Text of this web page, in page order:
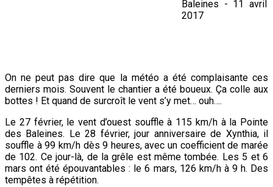
On ne peut pas dire que la météo a été complaisante ces
derniers mois. Souvent le chantier a été boueux. Ça colle aux
bottes ! Et quand de surcroît le vent s’y met… ouh….
Le 27 février, le vent d’ouest souffle à 115 km/h à la Pointe
des Baleines. Le 28 février, jour anniversaire de Xynthia, il
souffle à 99 km/h dès 9 heures, avec un coefficient de marée
de 102. Ce jour-là, de la grêle est même tombée. Les 5 et 6
mars ont été épouvantables : le 6 mars, 126 km/h à 9 h. Des
tempêtes à répétition.